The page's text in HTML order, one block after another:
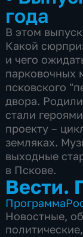
года
В этом
Какой
и чего
парковочных
псковского
двора.
стали
проекту –
земляках.
выходные
в Пскове.
Вести.
Программа
Новостные,
политические,